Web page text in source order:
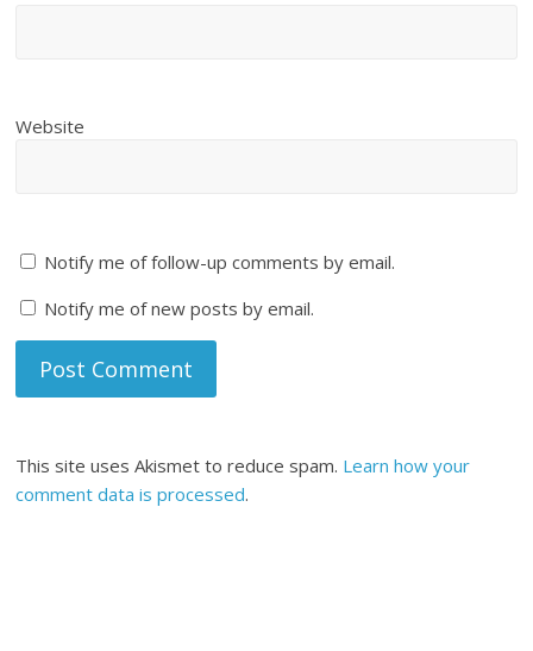
Website
Notify me of follow-up comments by email.
Notify me of new posts by email.
This site uses Akismet to reduce spam. Learn how your
comment data is processed.